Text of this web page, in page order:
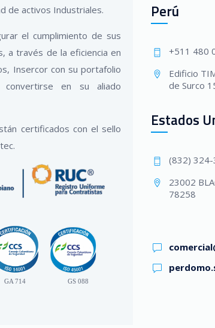
de activos Industriales.
el cumplimiento de sus
a través de la eficiencia en
Insercor con su portafolio
en su aliado
certificados con el sello
GA 714 GS 088
Perú
+511 480
Edificio
de Surco
Estados
(832)
23002
78258